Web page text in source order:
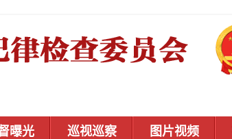
曝光 巡视巡察 图片视频